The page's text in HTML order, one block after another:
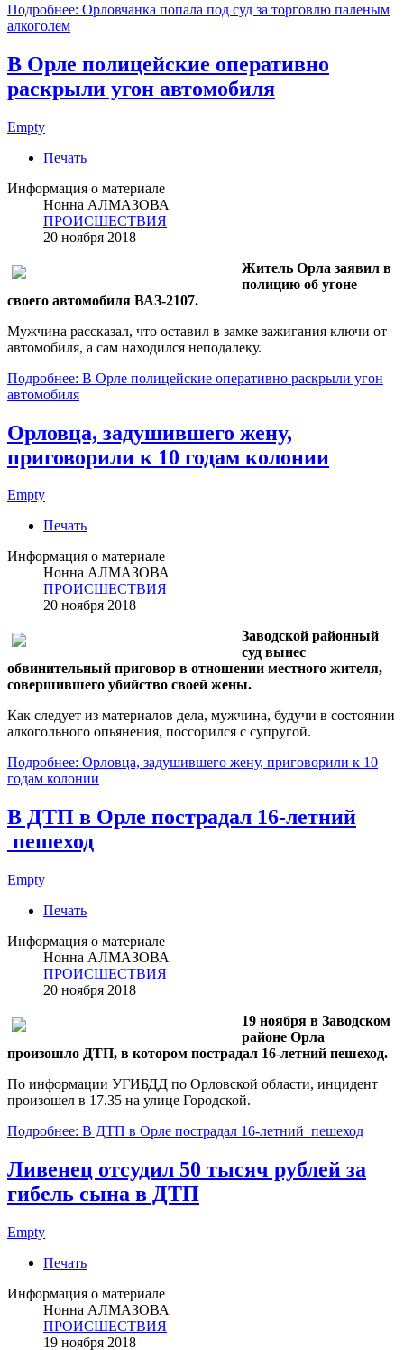
Подробнее: Орловчанка попала под суд за торговлю паленым
алкоголем
В Орле полицейские оперативно
раскрыли угон автомобиля
Empty
Печать
Информация о материале
Нонна АЛМАЗОВА
ПРОИСШЕСТВИЯ
20 ноября 2018
Житель Орла заявил в
полицию об угоне
своего автомобиля ВАЗ-2107.
Мужчина рассказал, что оставил в замке зажигания ключи от
автомобиля, а сам находился неподалеку.
Подробнее: В Орле полицейские оперативно раскрыли угон
автомобиля
Орловца, задушившего жену,
приговорили к 10 годам колонии
Empty
Печать
Информация о материале
Нонна АЛМАЗОВА
ПРОИСШЕСТВИЯ
20 ноября 2018
Заводской районный
суд вынес
обвинительный приговор в отношении местного жителя,
совершившего убийство своей жены.
Как следует из материалов дела, мужчина, будучи в состоянии
алкогольного опьянения, поссорился с супругой.
Подробнее: Орловца, задушившего жену, приговорили к 10
годам колонии
В ДТП в Орле пострадал 16-летний
пешеход
Empty
Печать
Информация о материале
Нонна АЛМАЗОВА
ПРОИСШЕСТВИЯ
20 ноября 2018
19 ноября в Заводском
районе Орла
произошло ДТП, в котором пострадал 16-летний пешеход.
По информации УГИБДД по Орловской области, инцидент
произошел в 17.35 на улице Городской.
Подробнее: В ДТП в Орле пострадал 16-летний пешеход
Ливенец отсудил 50 тысяч рублей за
гибель сына в ДТП
Empty
Печать
Информация о материале
Нонна АЛМАЗОВА
ПРОИСШЕСТВИЯ
19 ноября 2018